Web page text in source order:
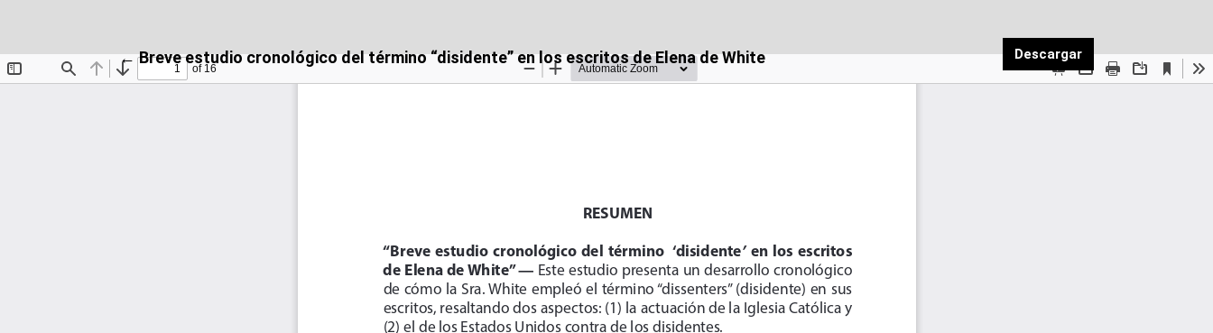
←Volver a los detalles del artículo
Breve estudio cronológico del término “disidente” en los escritos de Elena de White DescargarDescargar PDF